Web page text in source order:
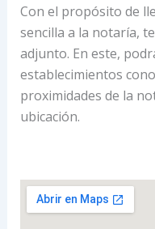
Con el propósito de
sencilla a la notaría,
adjunto. En este,
establecimientos
proximidades de la
ubicación.